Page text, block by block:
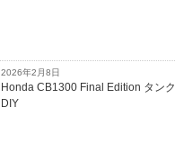
2026年2月8日
Honda CB1300 Final Edition タン
DIY